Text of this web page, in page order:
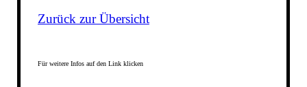
Zurück zur Übersicht
Für weitere Infos auf den Link klicken